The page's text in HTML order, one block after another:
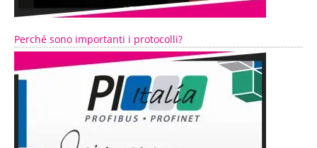
Perché sono importanti i protocolli?